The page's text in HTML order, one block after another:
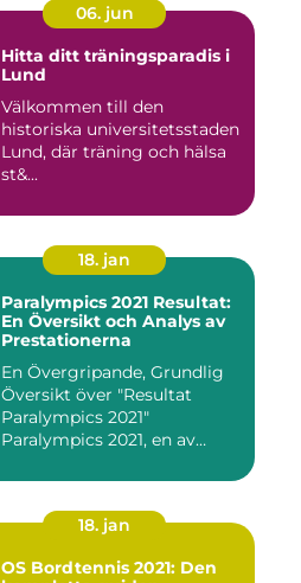
06. jun
Hitta ditt träningsparadis i
Lund
Välkommen till den
historiska universitetsstaden
Lund, där träning och hälsa
st&...
18. jan
Paralympics 2021 Resultat:
En Översikt och Analys av
Prestationerna
En Övergripande, Grundlig
Översikt över "Resultat
Paralympics 2021"
Paralympics 2021, en av
18. jan
OS Bordtennis 2021: Den